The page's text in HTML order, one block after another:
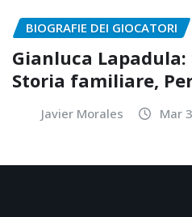
BIOGRAFIE DEI GIOCATORI
Gianluca
Storia familiare,
Javier Morales Mar